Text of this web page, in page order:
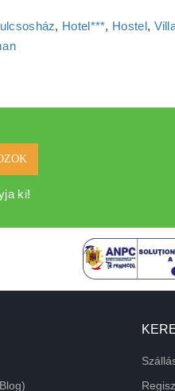
, Hotel***, Hostel,
ki!